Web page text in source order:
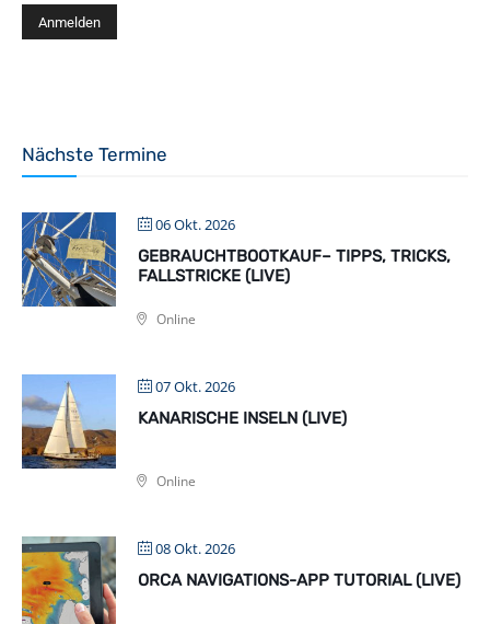
Nächste Termine
06 Okt. 2026
GEBRAUCHTBOOTKAUF– TIPPS, TRICKS,
FALLSTRICKE (LIVE)
Online
07 Okt. 2026
KANARISCHE INSELN (LIVE)
Online
08 Okt. 2026
ORCA NAVIGATIONS-APP TUTORIAL (LIVE)